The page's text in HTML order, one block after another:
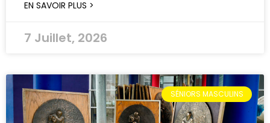
EN SAVOIR PLUS >
7 Juillet, 2026
SÉNIORS MASCULINS